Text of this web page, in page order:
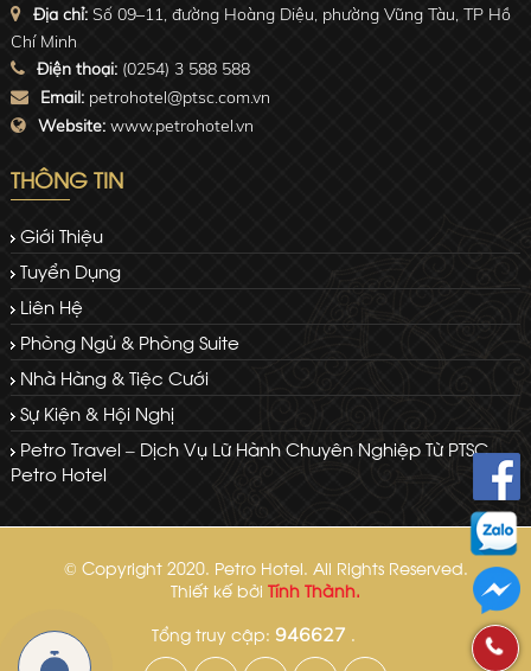
Địa chỉ: Số 09–11, đường Hoàng Diệu, phường Vũng Tàu, TP Hồ
Chí Minh
Điện thoại: (0254) 3 588 588
Email: petrohotel@ptsc.com.vn
Website: www.petrohotel.vn
THÔNG TIN
Giới Thiệu
Tuyển Dụng
Liên Hệ
Phòng Ngủ & Phòng Suite
Nhà Hàng & Tiệc Cưới
Sự Kiện & Hội Nghị
Petro Travel – Dịch Vụ Lữ Hành Chuyên Nghiệp Từ PTSC
Petro Hotel
© Copyright 2020. Petro Hotel. All Rights Reserved.
Thiết kế bởi Tính Thành.
Tổng truy cập: 946627 .